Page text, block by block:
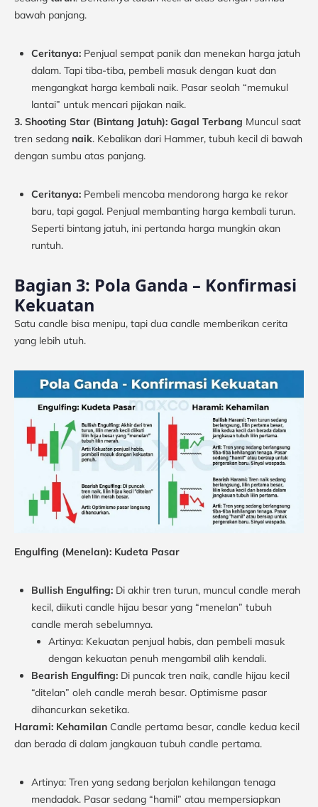
bawah panjang.
Ceritanya: Penjual sempat panik dan menekan harga jatuh
dalam. Tapi tiba-tiba, pembeli masuk dengan kuat dan
mengangkat harga kembali naik. Pasar seolah “memukul
lantai” untuk mencari pijakan naik.
3. Shooting Star (Bintang Jatuh): Gagal Terbang Muncul saat
tren sedang naik. Kebalikan dari Hammer, tubuh kecil di bawah
dengan sumbu atas panjang.
Ceritanya: Pembeli mencoba mendorong harga ke rekor
baru, tapi gagal. Penjual membanting harga kembali turun.
Seperti bintang jatuh, ini pertanda harga mungkin akan
runtuh.
Bagian 3: Pola Ganda – Konfirmasi
Kekuatan
Satu candle bisa menipu, tapi dua candle memberikan cerita
yang lebih utuh.
Engulfing (Menelan): Kudeta Pasar
Bullish Engulfing: Di akhir tren turun, muncul candle merah
kecil, diikuti candle hijau besar yang “menelan” tubuh
candle merah sebelumnya.
Artinya: Kekuatan penjual habis, dan pembeli masuk
dengan kekuatan penuh mengambil alih kendali.
Bearish Engulfing: Di puncak tren naik, candle hijau kecil
“ditelan” oleh candle merah besar. Optimisme pasar
dihancurkan seketika.
Harami: Kehamilan Candle pertama besar, candle kedua kecil
dan berada di dalam jangkauan tubuh candle pertama.
Artinya: Tren yang sedang berjalan kehilangan tenaga
mendadak. Pasar sedang “hamil” atau mempersiapkan